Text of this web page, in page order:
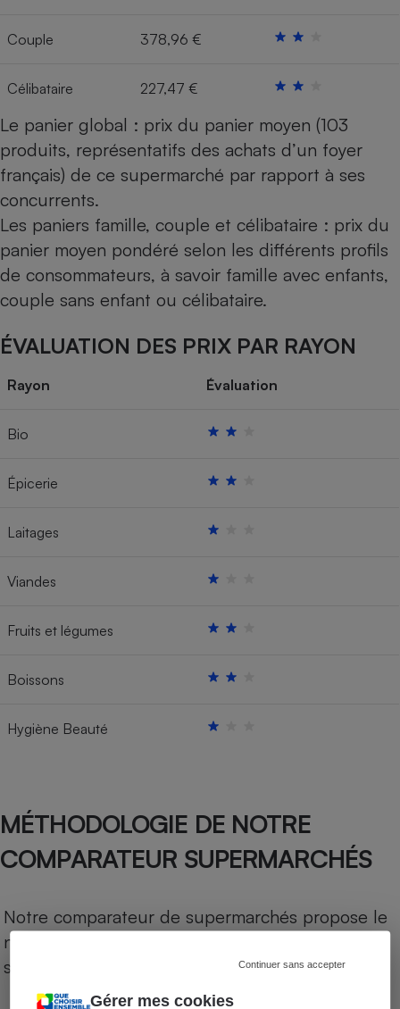
Gérer mes cookies
Continuer sans accepter
Couple 378,96 €
Célibataire 227,47 €
Le panier global : prix du panier moyen (103
produits, représentatifs des achats d’un foyer
français) de ce supermarché par rapport à ses
concurrents.
Les paniers famille, couple et célibataire : prix du
panier moyen pondéré selon les différents profils
de consommateurs, à savoir famille avec enfants,
couple sans enfant ou célibataire.
ÉVALUATION DES PRIX PAR RAYON
Rayon Évaluation
Bio
Épicerie
Laitages
Viandes
Fruits et légumes
Boissons
Hygiène Beauté
MÉTHODOLOGIE DE NOTRE
COMPARATEUR SUPERMARCHÉS
Notre comparateur de supermarchés propose le
niveau de prix des supermarchés, géolocalisés
sur le territoire français.